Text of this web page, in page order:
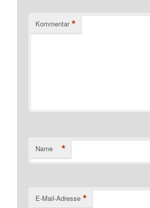
Kommentar *
Name *
E-Mail-Adresse *